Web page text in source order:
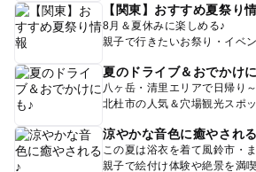
【関東】おすすめ夏祭り
8月＆夏休みに楽しめる♪
親子で行きたいお祭り・イベ
夏のドライブ＆おでかけ
八ヶ岳・清里エリアで日帰り
北杜市の人気＆穴場観光スポ
涼やかな音色に癒やされ
この夏は浴衣を着て風鈴市・
親子で絵付け体験や絶景を満